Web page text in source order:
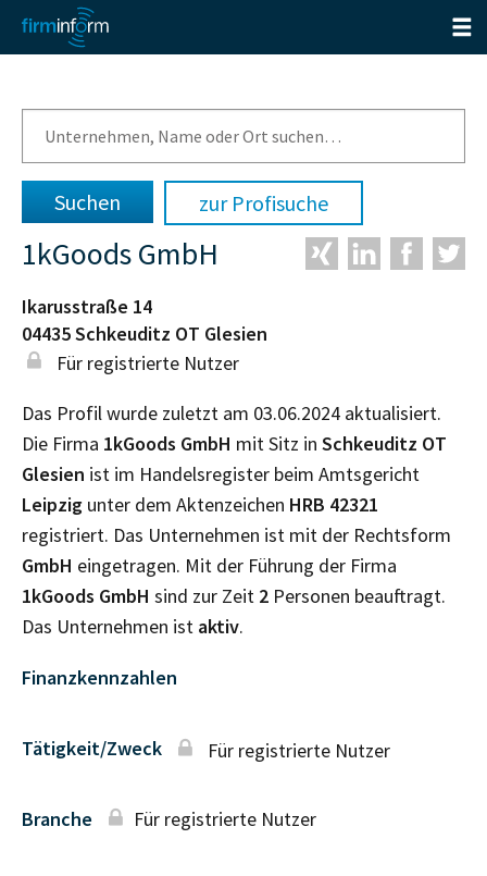
zur Profisuche
1kGoods GmbH
Ikarusstraße 14
04435Schkeuditz OT Glesien
Für registrierte Nutzer
Das Profil wurde zuletzt am 03.06.2024 aktualisiert.
Die Firma 1kGoods GmbH mit Sitz in Schkeuditz OT
Glesien ist im Handelsregister beim Amtsgericht
Leipzig unter dem Aktenzeichen HRB 42321
registriert. Das Unternehmen ist mit der Rechtsform
GmbH eingetragen. Mit der Führung der Firma
1kGoods GmbH sind zur Zeit 2 Personen beauftragt.
Das Unternehmen ist aktiv.
Finanzkennzahlen
Tätigkeit/Zweck Für registrierte Nutzer
Branche Für registrierte Nutzer